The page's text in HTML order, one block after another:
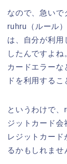
なので、急いで
ruhru（ルール
は、自分が利用
したんですよね
カードエラーな
ドを利用するこ
というわけで
ジットカード会
レジットカード
るかもしれませ